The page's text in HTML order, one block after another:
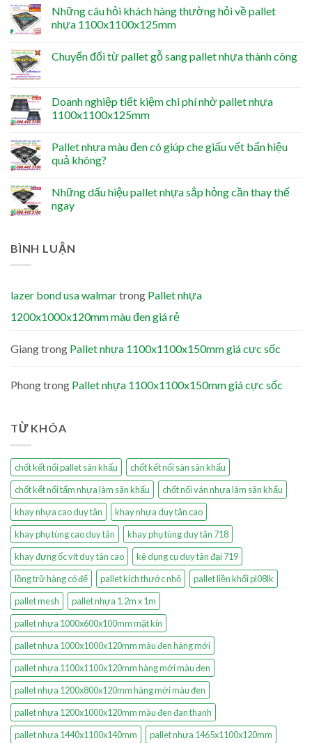
Những câu hỏi khách hàng thường hỏi về pallet
nhựa 1100x1100x125mm
Chuyển đổi từ pallet gỗ sang pallet nhựa thành công
Doanh nghiệp tiết kiệm chi phí nhờ pallet nhựa
1100x1100x125mm
Pallet nhựa màu đen có giúp che giấu vết bẩn hiệu
quả không?
Những dấu hiệu pallet nhựa sắp hỏng cần thay thế
ngay
BÌNH LUẬN
lazer bond usa walmartrong Pallet nhựa
1200x1000x120mm màu đen giá rẻ
Giangtrong Pallet nhựa 1100x1100x150mm giá cực sốc
Phongtrong Pallet nhựa 1100x1100x150mm giá cực sốc
TỪ KHÓA
chốt kết nối pallet sân khấu
chốt kết nối sàn sân khấu
chốt kết nối tấm nhựa làm sân khấu
chốt nối ván nhựa làm sân khấu
khay nhựa cao duy tân
khay nhựa duy tân cao
khay phụ tùng cao duy tân
khay phụ tùng duy tân 718
khay đựng ốc vít duy tân cao
kệ dụng cụ duy tân đại 719
lồng trữ hàng có đế
pallet kích thước nhỏ
pallet liền khối pl08lk
pallet mesh
pallet nhựa 1.2m x 1m
pallet nhựa 1000x600x100mm mặt kín
pallet nhựa 1000x1000x120mm màu đen hàng mới
pallet nhựa 1100x1100x120mm hàng mới màu đen
pallet nhựa 1200x800x120mm hàng mới màu đen
pallet nhựa 1200x1000x120mm màu đen đan thanh
pallet nhựa 1440x1100x140mm
pallet nhựa 1465x1100x120mm